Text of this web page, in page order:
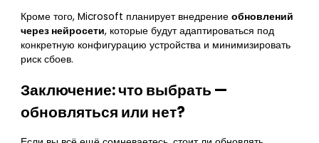
Кроме того, Microsoft планирует внедрениеобновлений
через нейросети, которые будут адаптироваться под
конкретную конфигурацию устройства и минимизировать
риск сбоев.
Заключение: что выбрать —
обновляться или нет?